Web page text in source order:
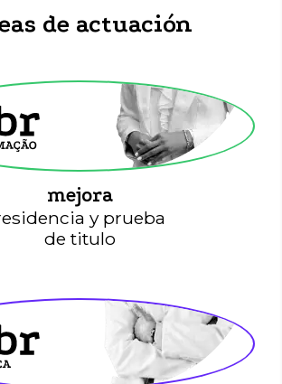
de actuación
CBR
mejora
y prueba
de titulo